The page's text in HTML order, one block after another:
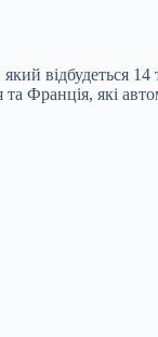
який
та Франція, які